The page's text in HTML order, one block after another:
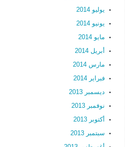
يوليو 2014
يونيو 2014
مايو 2014
أبريل 2014
مارس 2014
فبراير 2014
ديسمبر 2013
نوفمبر 2013
أكتوبر 2013
سبتمبر 2013